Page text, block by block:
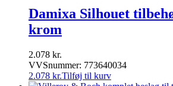
Damixa Silhouet
krom
2.078 kr.
VVSnummer: 773640034
2.078 kr.Tilføj til kurv